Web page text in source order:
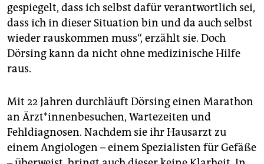
gespiegelt, dass ich selbst dafür verantwortlich sei,
dass ich in dieser Situation bin und da auch selbst
wieder rauskommen muss“, erzählt sie. Doch
Dörsing kann da nicht ohne medizinische Hilfe
raus.
Mit 22 Jahren durchläuft Dörsing einen Marathon
an Ärzt*innenbesuchen, Wartezeiten und
Fehldiagnosen. Nachdem sie ihr Hausarzt zu
einem Angiologen – einem Spezialisten für Gefäße